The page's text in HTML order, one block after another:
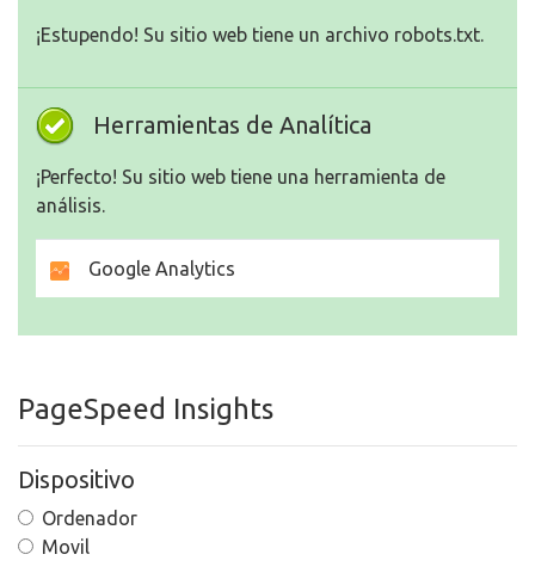
¡Estupendo! Su sitio web tiene un archivo robots.txt.
Herramientas de Analítica
¡Perfecto! Su sitio web tiene una herramienta de
análisis.
Google Analytics
PageSpeed Insights
Dispositivo
Ordenador
Movil